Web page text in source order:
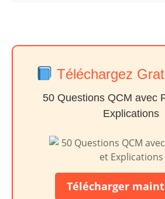
Téléchargez
50 Questions QCM avec
Explications
Télécharger